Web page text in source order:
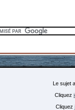
Le sujet
Cliquez
Cliquez